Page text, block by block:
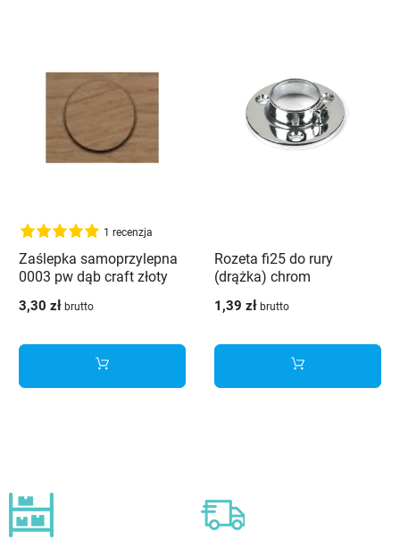
1 recenzja
Zaślepka samoprzylepna
0003 pw dąb craft złoty
3,30 zł brutto
Rozeta fi25 do rury
(drążka) chrom
1,39 zł brutto